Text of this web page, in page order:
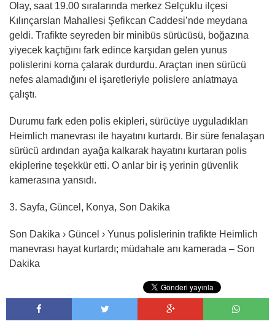
Olay, saat 19.00 sıralarında merkez Selçuklu ilçesi
Kılınçarslan Mahallesi Şefikcan Caddesi’nde meydana
geldi. Trafikte seyreden bir minibüs sürücüsü, boğazına
yiyecek kaçtığını fark edince karşıdan gelen yunus
polislerini korna çalarak durdurdu. Araçtan inen sürücü
nefes alamadığını el işaretleriyle polislere anlatmaya
çalıştı.
Durumu fark eden polis ekipleri, sürücüye uyguladıkları
Heimlich manevrası ile hayatını kurtardı. Bir süre fenalaşan
sürücü ardından ayağa kalkarak hayatını kurtaran polis
ekiplerine teşekkür etti. O anlar bir iş yerinin güvenlik
kamerasına yansıdı.
3. Sayfa, Güncel, Konya, Son Dakika
Son Dakika › Güncel › Yunus polislerinin trafikte Heimlich
manevrası hayat kurtardı; müdahale anı kamerada – Son
Dakika